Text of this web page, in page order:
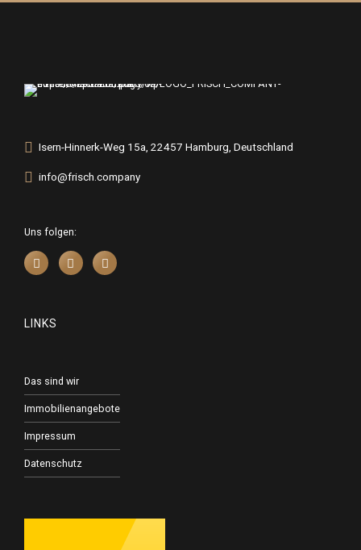
Isern-Hinnerk-Weg 15a, 22457 Hamburg, Deutschland
info@frisch.company
Uns folgen:
LINKS
Das sind wir
Immobilienangebote
Impressum
Datenschutz